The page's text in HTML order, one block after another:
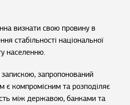
визнати свою провину в
стабільності національної
населенню.
запропонований
є компромісним та розподіляє
між державою, банками та